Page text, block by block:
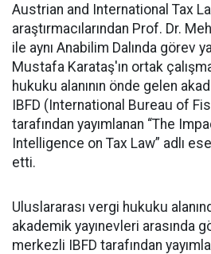
Austrian and International Tax
araştırmacılarından Prof. Dr.
ile aynı Anabilim Dalında görev
Mustafa Karataş'ın ortak
hukuku alanının önde gelen
IBFD (International Bureau of
tarafından yayımlanan “The
Intelligence on Tax Law” adlı
etti.
Uluslararası vergi hukuku
akademik yayınevleri arasında
merkezli IBFD tarafından